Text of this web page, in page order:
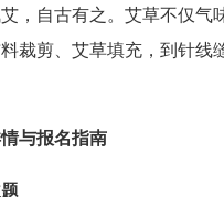
，自古有之。艾草不仅气
裁剪、艾草填充，到针线
与报名指南